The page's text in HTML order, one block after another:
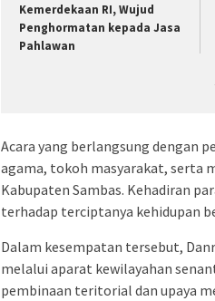
Kemerdekaan RI, Wujud
Penghormatan kepada Jasa
Pahlawan
Acara yang berlangsung dengan
agama, tokoh masyarakat, serta
Kabupaten Sambas. Kehadiran
terhadap terciptanya kehidupan
Dalam kesempatan tersebut,
melalui aparat kewilayahan
pembinaan teritorial dan upaya